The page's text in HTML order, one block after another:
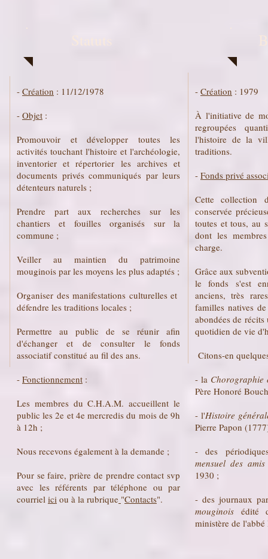
- Création : 11/12/1978
- Objet :
Promouvoir et développer toutes les
activités touchant l'histoire et l'archéologie,
inventorier et répertorier les archives et
documents privés communiqués par leurs
détenteurs naturels ;
Prendre part aux recherches sur les
chantiers et fouilles organisés sur la
commune ;
Veiller au maintien du patrimoine
mouginois par les moyens les plus adaptés ;
Organiser des manifestations culturelles et
défendre les traditions locales ;
Permettre au public de se réunir afin
d'échanger et de consulter le fonds
associatif constitué au fil des ans.
- Fonctionnement :
Les membres du C.H.A.M. accueillent le
public les 2e et 4e mercredis du mois de 9h
à 12h ;
Nous recevons également à la demande ;
Pour se faire, prière de prendre contact svp
avec les référents par téléphone ou par
courriel ici ou à la rubrique "Contacts".
- Création : 1979
À l'initiative de
regroupées
l'histoire de la
traditions.
- Fonds privé
Cette collection
conservée
toutes et tous, au
dont les
charge.
Grâce aux
le fonds s'est
anciens, très
familles natives
abondées de
quotidien de vie
Citons-en
- la Chorographie
Père Honoré
- l'Histoire
Pierre Papon
- des
mensuel des
1930 ;
- des journaux
mouginoisédité
ministère de l'abbé